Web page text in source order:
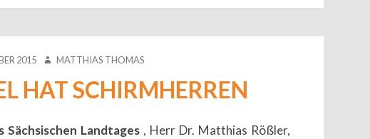
2015 AUTHOR
MATTHIAS THOMAS
HAT SCHIRMHERREN
Sächsischen Landtages , Herr Dr. Matthias Rößler,